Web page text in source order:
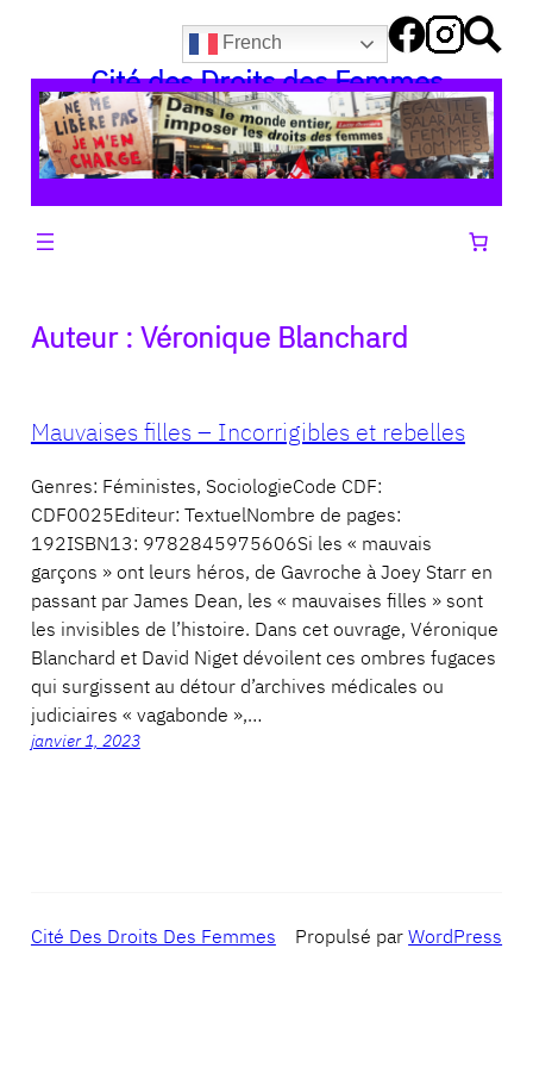
contenu
French
Cité des Droits des Femmes
Auteur : Véronique Blanchard
Mauvaises filles – Incorrigibles et rebelles
Genres: Féministes, SociologieCode CDF:
CDF0025Editeur: TextuelNombre de pages:
192ISBN13: 9782845975606Si les « mauvais
garçons » ont leurs héros, de Gavroche à Joey Starr en
passant par James Dean, les « mauvaises filles » sont
les invisibles de l’histoire. Dans cet ouvrage, Véronique
Blanchard et David Niget dévoilent ces ombres fugaces
qui surgissent au détour d’archives médicales ou
judiciaires « vagabonde »,…
janvier 1, 2023
Cité Des Droits Des Femmes Propulsé parWordPress